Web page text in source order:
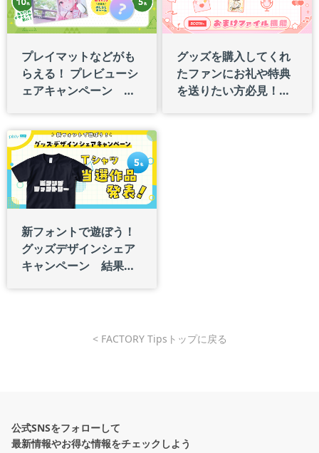
プレイマットなどがも
らえる！ プレビューシ
ェアキャンペーン 結
グッズを購入してくれ
たファンにお礼や特典
を送りたい方必見！
新フォントで遊ぼう！
グッズデザインシェア
キャンペーン 結果発
< FACTORY Tipsトップに戻る
公式SNSをフォローして
最新情報やお得な情報をチェックしよう